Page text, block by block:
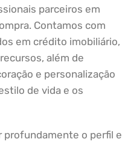
parceiros em
Contamos com
em crédito imobiliário,
além de
e personalização
de vida e os
profundamente o perfil e